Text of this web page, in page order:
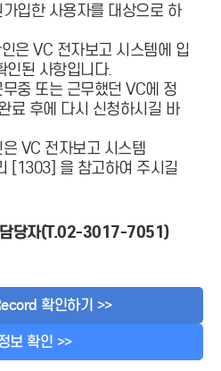
입한 사용자를 대상으로 하
은 VC 전자보고 시스템에 입
인된 사항입니다.
중 또는 근무했던 VC에 정
료 후에 다시 신청하시길 바
VC 전자보고 시스템
[1303] 을 참고하여 주시길
담당자(T.02-3017-7051)
확인하기 >>
보 확인 >>